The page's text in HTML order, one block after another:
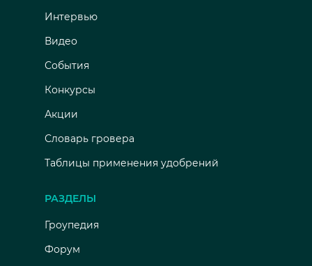
Интервью
Видео
События
Конкурсы
Акции
Словарь гровера
Таблицы применения удобрений
РАЗДЕЛЫ
Гроупедия
Форум